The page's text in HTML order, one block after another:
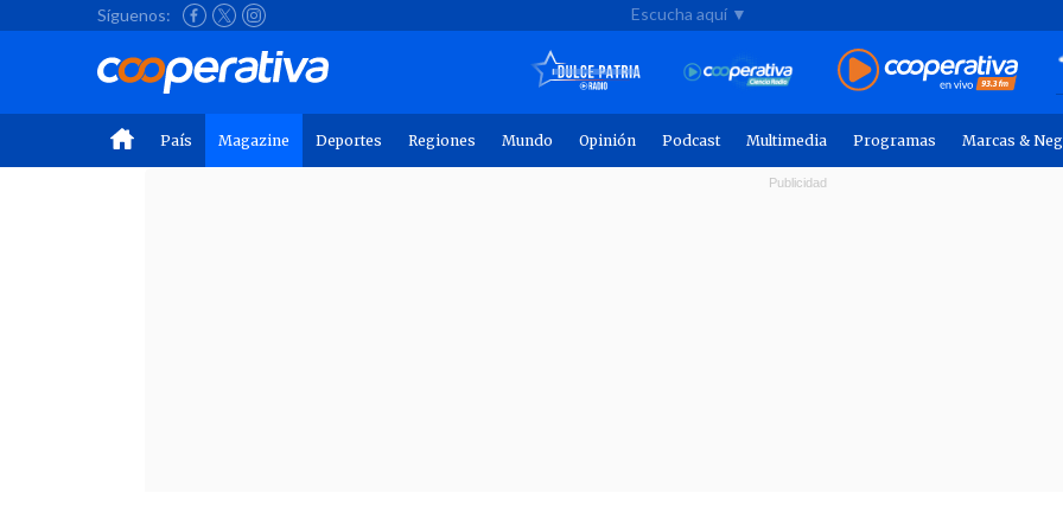
Síguenos: Escucha aquí ▼
País Magazine Deportes Regiones Mundo Opinión Podcast Multimedia Programas Marcas &